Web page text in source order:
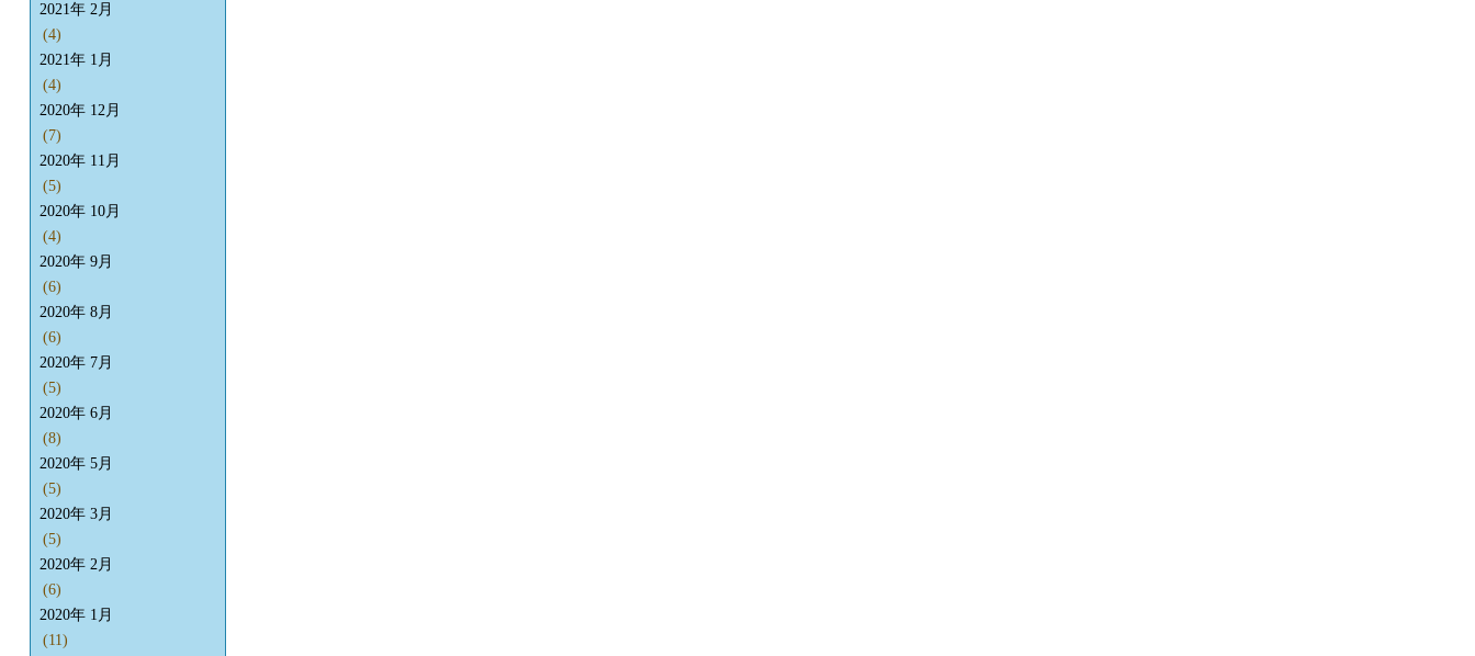
2021年 2月
(4)
2021年 1月
(4)
2020年 12月
(7)
2020年 11月
(5)
2020年 10月
(4)
2020年 9月
(6)
2020年 8月
(6)
2020年 7月
(5)
2020年 6月
(8)
2020年 5月
(5)
2020年 3月
(5)
2020年 2月
(6)
2020年 1月
(11)